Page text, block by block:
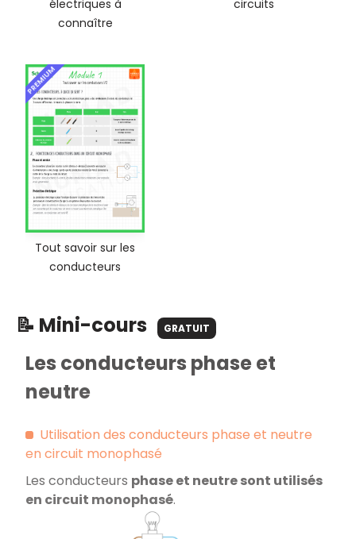
électriques à
connaître
circuits
PREMIUM
Tout savoir sur les
conducteurs
📝 Mini-cours GRATUIT
Les conducteurs phase et
neutre
Utilisation des conducteurs phase et neutre
en circuit monophasé
Les conducteurs phase et neutre sont utilisés
en circuit monophasé.